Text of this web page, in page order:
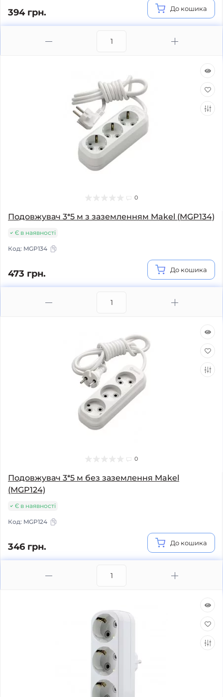
394 грн. До кошика
0
Подовжувач 3*5 м з заземленням Makel (MGP134)
Є в наявності
Код: MGP134
473 грн. До кошика
0
Подовжувач 3*5 м без заземлення Makel
(MGP124)
Є в наявності
Код: MGP124
346 грн. До кошика